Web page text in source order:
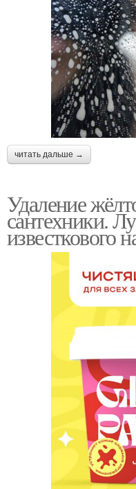
читать дальше →
Удаление
сантехники.
известкового